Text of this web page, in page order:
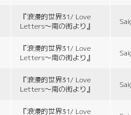
『浪漫的世界31/ Love
Letters〜南の街より』
『浪漫的世界31/ Love
Letters〜南の街より』
『浪漫的世界31/ Love
Letters〜南の街より』
『浪漫的世界31/ Love